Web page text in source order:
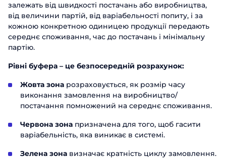
залежать від швидкості постачань або виробництва,
від величини партій, від варіабельності попиту, і за
кожною конкретною одиницею продукції передають
середнє споживання, час до постачань і мінімальну
партію.
Рівні буфера – це безпосередній розрахунок:
Жовта зона розраховується, як розмір часу
виконання замовлення на виробництво/
постачання помножений на середнє споживання.
Червона зона призначена для того, щоб гасити
варіабельність, яка виникає в системі.
Зелена зона визначає кратність циклу замовлення.